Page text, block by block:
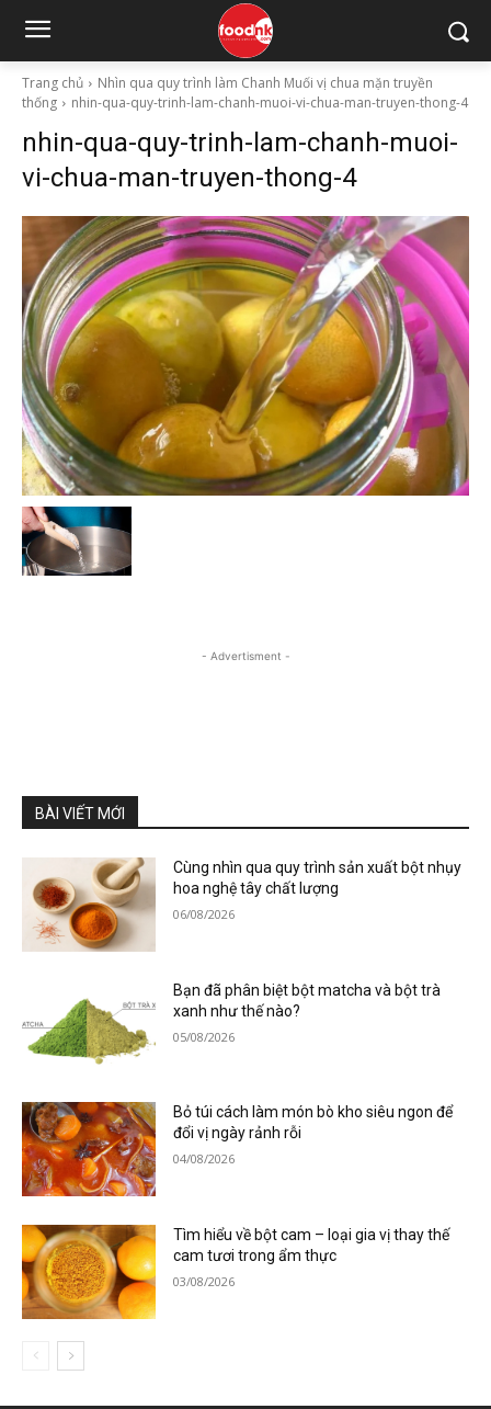
Trang chủ
Nhìn qua quy trình làm Chanh Muối vị chua mặn truyền
thống
nhin-qua-quy-trinh-lam-chanh-muoi-vi-chua-man-truyen-thong-4
nhin-qua-quy-trinh-lam-chanh-muoi-
vi-chua-man-truyen-thong-4
- Advertisment -
BÀI VIẾT MỚI
Cùng nhìn qua quy trình sản xuất bột nhụy
hoa nghệ tây chất lượng
06/08/2026
Bạn đã phân biệt bột matcha và bột trà
xanh như thế nào?
05/08/2026
Bỏ túi cách làm món bò kho siêu ngon để
đổi vị ngày rảnh rỗi
04/08/2026
Tìm hiểu về bột cam – loại gia vị thay thế
cam tươi trong ẩm thực
03/08/2026